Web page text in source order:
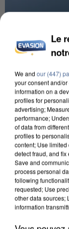
APRÈS
DE FAUNE
Le
We and our (447)
your consent and/
information on a
profiles for
advertising;
performance;
of data from
profiles to
content; Use limited
detect fraud, and
Save and
process personal
following
requested; Use
other data sources;
information